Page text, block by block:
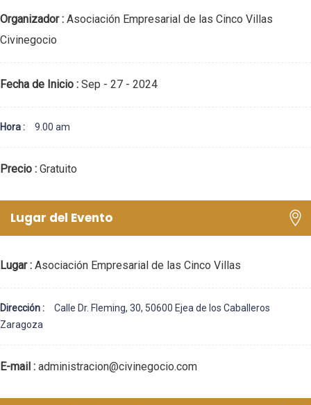
Organizador : Asociación Empresarial de las Cinco Villas
Civinegocio
Fecha de Inicio : Sep - 27 - 2024
Hora : 9.00 am
Precio : Gratuito
Lugar del Evento
Lugar : Asociación Empresarial de las Cinco Villas
Dirección :
Calle Dr. Fleming, 30, 50600 Ejea de los Caballeros
Zaragoza
E-mail : administracion@civinegocio.com